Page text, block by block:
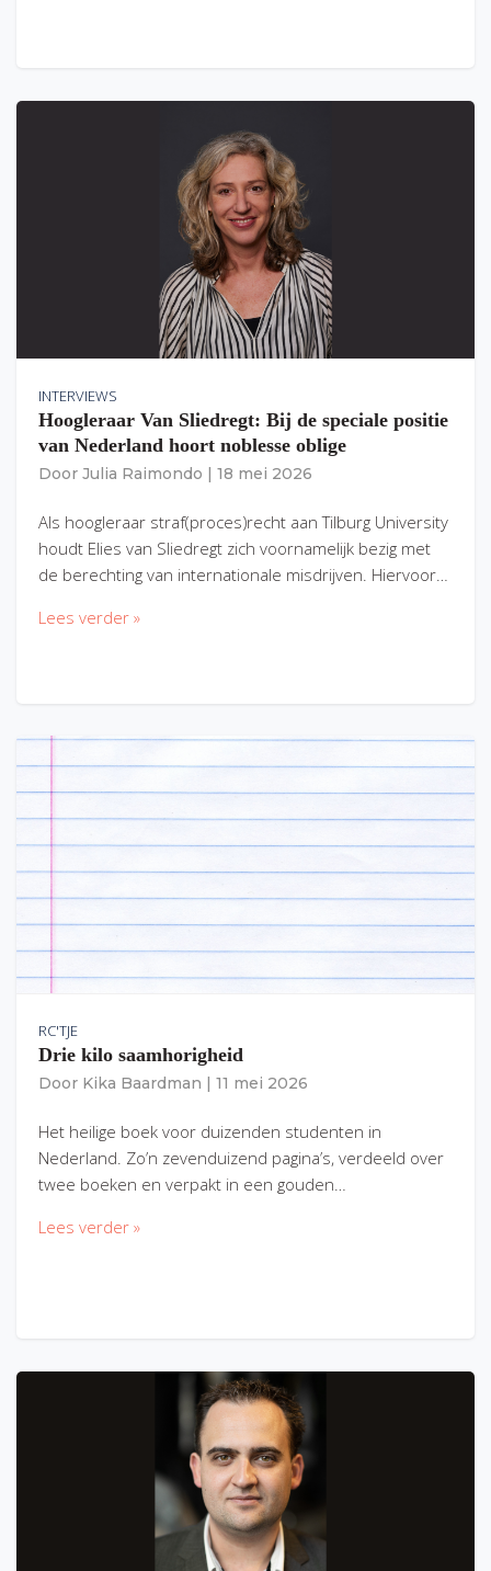
INTERVIEWS
Hoogleraar Van Sliedregt: Bij de speciale positie
van Nederland hoort noblesse oblige
Door Julia Raimondo 18 mei 2026
Als hoogleraar straf(proces)recht aan Tilburg University
houdt Elies van Sliedregt zich voornamelijk bezig met
de berechting van internationale misdrijven. Hiervoor…
Lees verder »
RC'TJE
Drie kilo saamhorigheid
Door Kika Baardman 11 mei 2026
Het heilige boek voor duizenden studenten in
Nederland. Zo’n zevenduizend pagina’s, verdeeld over
twee boeken en verpakt in een gouden…
Lees verder »